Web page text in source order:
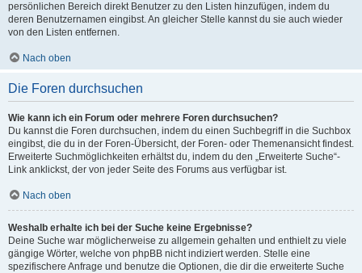
persönlichen Bereich direkt Benutzer zu den Listen hinzufügen, indem du
deren Benutzernamen eingibst. An gleicher Stelle kannst du sie auch wieder
von den Listen entfernen.
Nach oben
Die Foren durchsuchen
Wie kann ich ein Forum oder mehrere Foren durchsuchen?
Du kannst die Foren durchsuchen, indem du einen Suchbegriff in die Suchbox
eingibst, die du in der Foren-Übersicht, der Foren- oder Themenansicht findest.
Erweiterte Suchmöglichkeiten erhältst du, indem du den „Erweiterte Suche“-
Link anklickst, der von jeder Seite des Forums aus verfügbar ist.
Nach oben
Weshalb erhalte ich bei der Suche keine Ergebnisse?
Deine Suche war möglicherweise zu allgemein gehalten und enthielt zu viele
gängige Wörter, welche von phpBB nicht indiziert werden. Stelle eine
spezifischere Anfrage und benutze die Optionen, die dir die erweiterte Suche